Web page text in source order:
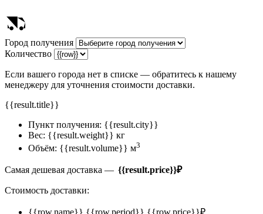
Город получения
Количество
Если вашего города нет в списке — обратитесь к нашему
менеджеру для уточнения стоимости доставки.
{{result.title}}
Пункт получения: {{result.city}}
Вес: {{result.weight}} кг
Объём: {{result.volume}} м3
Самая дешевая доставка — {{result.price}}₽
Стоимость доставки: